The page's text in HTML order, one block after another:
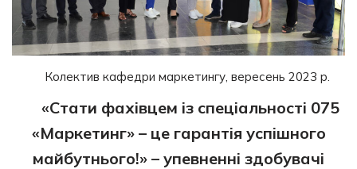
Колектив кафедри маркетингу, вересень 2023 р.
«Стати фахівцем із спеціальності 075
«Маркетинг» – це гарантія успішного
майбутнього!» – упевненні здобувачі